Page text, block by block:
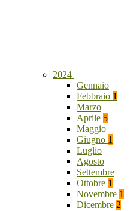
2024
Gennaio
Febbraio 1
Marzo
Aprile 5
Maggio
Giugno 1
Luglio
Agosto
Settembre
Ottobre 1
Novembre 1
Dicembre 2